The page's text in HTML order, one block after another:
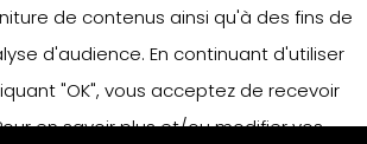
a Reply
de contenus ainsi qu'à des fins de
d'audience. En continuant d'utiliser
"OK", vous acceptez de recevoir
en savoir plus et/ou modifier vos